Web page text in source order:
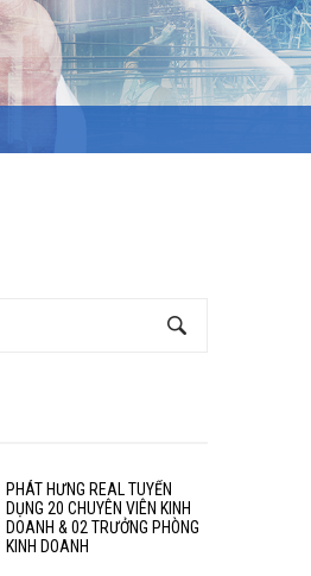
PHÁT HƯNG REAL TUYỂN
DỤNG 20 CHUYÊN VIÊN KINH
DOANH & 02 TRƯỞNG PHÒNG
KINH DOANH